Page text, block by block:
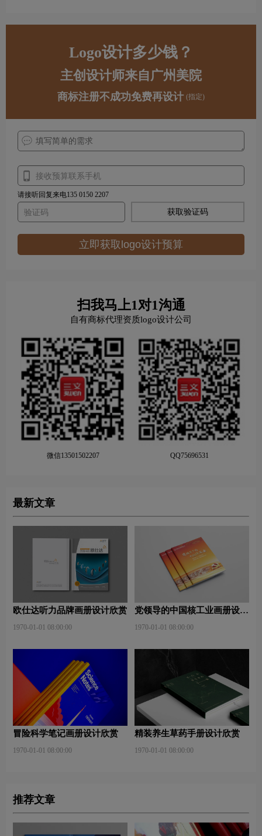
Logo设计多少钱？
主创设计师来自广州美院
商标注册不成功免费再设计 (指定)
请接听回复来电135 0150 2207
获取验证码
立即获取logo设计预算
扫我马上1对1沟通
自有商标代理资质logo设计公司
微信13501502207 QQ75696531
最新文章
欧仕达听力品牌画册设计欣赏
1970-01-01 08:00:00
党领导的中国核工业画册设计
1970-01-01 08:00:00
冒险科学笔记画册设计欣赏
1970-01-01 08:00:00
精装养生草药手册设计欣赏
1970-01-01 08:00:00
推荐文章